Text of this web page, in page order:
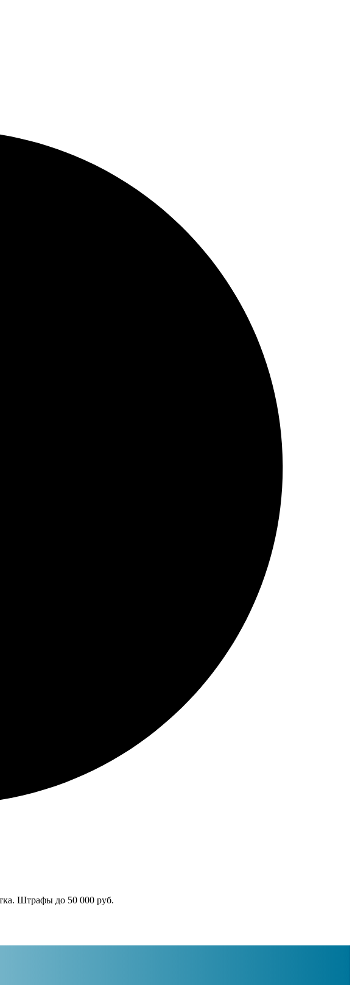
Штрафы до 50 000 руб.